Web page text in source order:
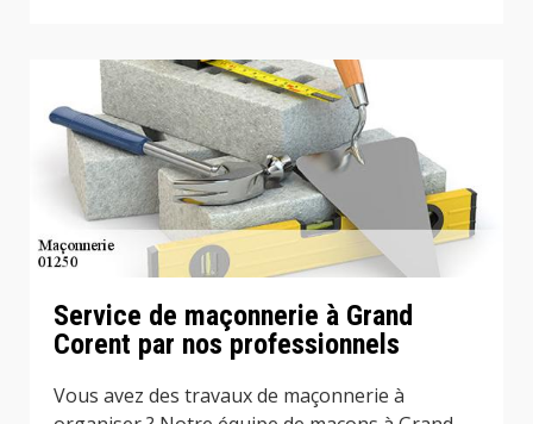
Service de maçonnerie à Grand
Corent par nos professionnels
Vous avez des travaux de maçonnerie à